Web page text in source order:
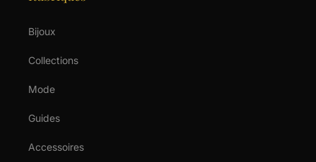
Bijoux
Collections
Mode
Guides
Accessoires